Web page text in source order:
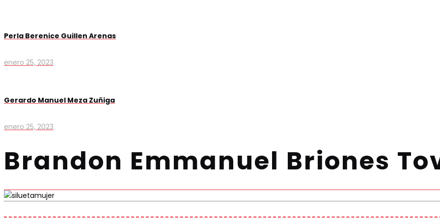
Perla Berenice Guillen Arenas
enero 25, 2023
Gerardo Manuel Meza Zuñiga
enero 25, 2023
Brandon Emmanuel Briones